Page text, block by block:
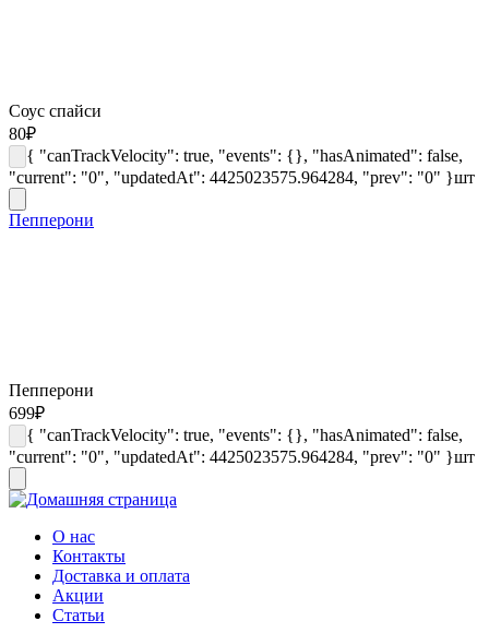
Соус спайси
80₽
{ "canTrackVelocity": true, "events": {}, "hasAnimated": false,
"current": "0", "updatedAt": 4425023575.964284, "prev": "0" }шт
Пепперони
Пепперони
699₽
{ "canTrackVelocity": true, "events": {}, "hasAnimated": false,
"current": "0", "updatedAt": 4425023575.964284, "prev": "0" }шт
О нас
Контакты
Доставка и оплата
Акции
Статьи